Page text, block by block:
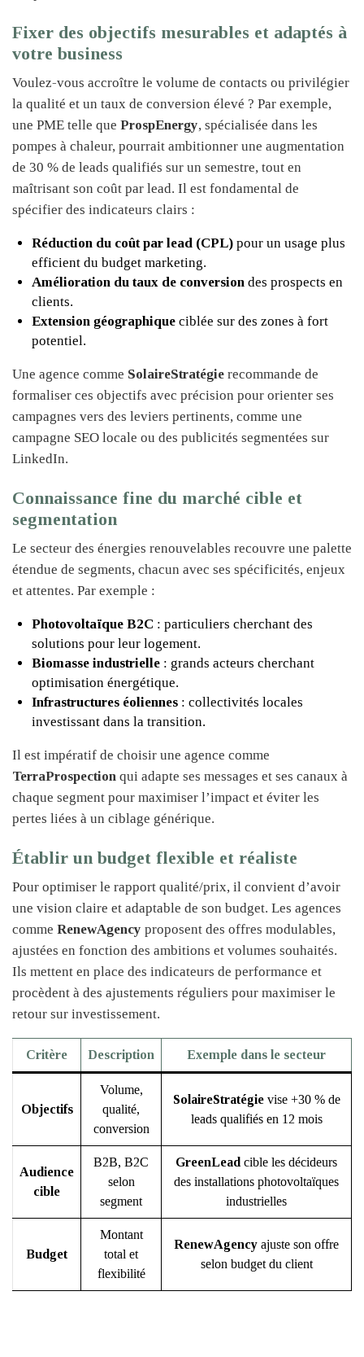
Fixer des objectifs mesurables et adaptés à
votre business
Voulez-vous accroître le volume de contacts ou privilégier
la qualité et un taux de conversion élevé ? Par exemple,
une PME telle que ProspEnergy, spécialisée dans les
pompes à chaleur, pourrait ambitionner une augmentation
de 30 % de leads qualifiés sur un semestre, tout en
maîtrisant son coût par lead. Il est fondamental de
spécifier des indicateurs clairs :
Réduction du coût par lead (CPL) pour un usage plus
efficient du budget marketing.
Amélioration du taux de conversion des prospects en
clients.
Extension géographique ciblée sur des zones à fort
potentiel.
Une agence comme SolaireStratégie recommande de
formaliser ces objectifs avec précision pour orienter ses
campagnes vers des leviers pertinents, comme une
campagne SEO locale ou des publicités segmentées sur
LinkedIn.
Connaissance fine du marché cible et
segmentation
Le secteur des énergies renouvelables recouvre une palette
étendue de segments, chacun avec ses spécificités, enjeux
et attentes. Par exemple :
Photovoltaïque B2C : particuliers cherchant des
solutions pour leur logement.
Biomasse industrielle : grands acteurs cherchant
optimisation énergétique.
Infrastructures éoliennes : collectivités locales
investissant dans la transition.
Il est impératif de choisir une agence comme
TerraProspection qui adapte ses messages et ses canaux à
chaque segment pour maximiser l’impact et éviter les
pertes liées à un ciblage générique.
Établir un budget flexible et réaliste
Pour optimiser le rapport qualité/prix, il convient d’avoir
une vision claire et adaptable de son budget. Les agences
comme RenewAgency proposent des offres modulables,
ajustées en fonction des ambitions et volumes souhaités.
Ils mettent en place des indicateurs de performance et
procèdent à des ajustements réguliers pour maximiser le
retour sur investissement.
Critère Description Exemple dans le secteur
Objectifs
Volume,
qualité,
conversion
SolaireStratégievise +30 % de
leads qualifiés en 12 mois
Audience
cible
B2B, B2C
selon
segment
GreenLead cible les décideurs
des installations photovoltaïques
industrielles
Budget
Montant
total et
flexibilité
RenewAgency ajuste son offre
selon budget du client